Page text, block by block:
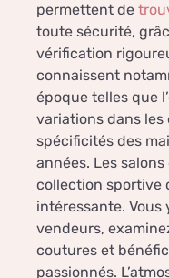
permettent de
toute sécurité,
vérification
connaissent
époque telles que
variations dans
spécificités des
années. Les
collection sportive
intéressante.
vendeurs,
coutures et
passionnés.